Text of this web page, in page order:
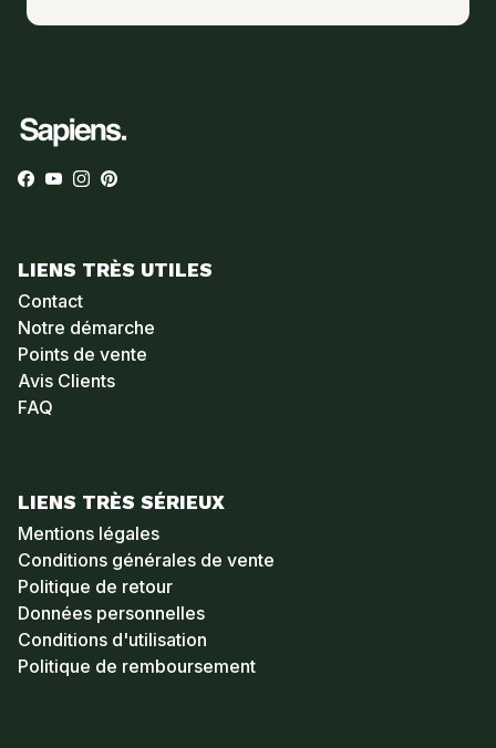
Facebook
YouTube
Instagram
Pinterest
LIENS TRÈS UTILES
Contact
Notre démarche
Points de vente
Avis Clients
FAQ
LIENS TRÈS SÉRIEUX
Mentions légales
Conditions générales de vente
Politique de retour
Données personnelles
Conditions d'utilisation
Politique de remboursement